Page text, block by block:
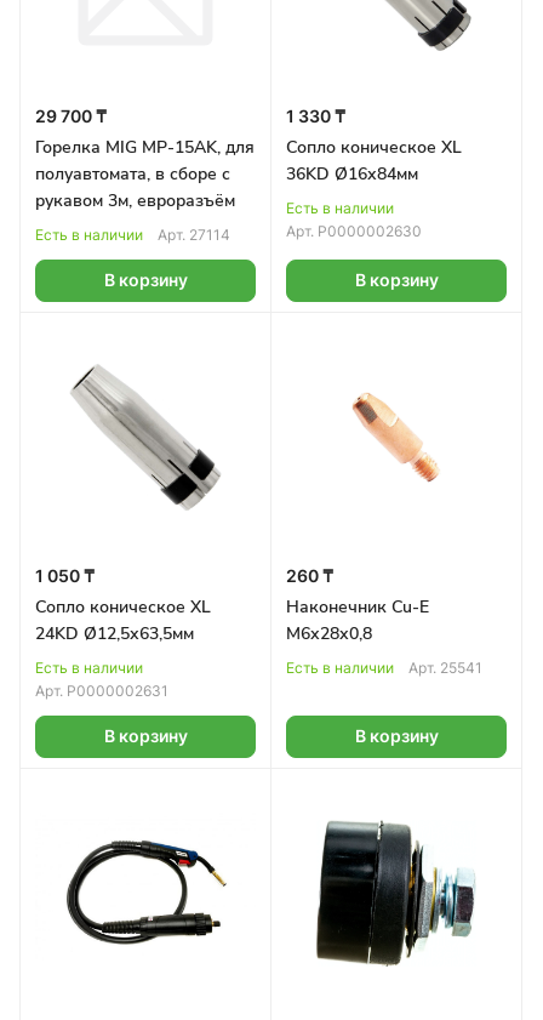
29 700 ₸
Горелка MIG MP-15AK, для
полуавтомата, в сборе с
рукавом 3м, евроразъём
Есть в наличии Арт. 27114
В корзину
1 330 ₸
Сопло коническое XL
36KD Ø16х84мм
Есть в наличии
Арт. Р0000002630
В корзину
1 050 ₸
Сопло коническое XL
24KD Ø12,5х63,5мм
Есть в наличии
Арт. Р0000002631
В корзину
260 ₸
Наконечник Cu-E
М6х28х0,8
Есть в наличии Арт. 25541
В корзину